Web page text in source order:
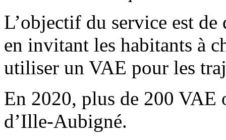
L’objectif du service est
en invitant les habitants à
utiliser un VAE pour les
En 2020, plus de 200 VAE
d’Ille-Aubigné.